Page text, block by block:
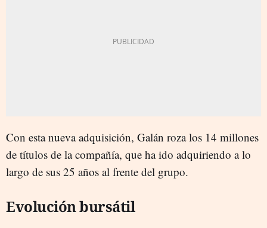
Con esta nueva adquisición, Galán roza los 14 millones
de títulos de la compañía, que ha ido adquiriendo a lo
largo de sus 25 años al frente del grupo.
Evolución bursátil